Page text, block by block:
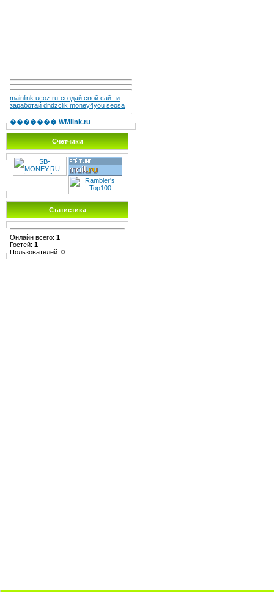
mainlink ucoz ru-создай свой сайт и
заработай dndzclik money4you seosa
������� WMlink.ru
Счетчики
Статистика
Онлайн всего: 1
Гостей: 1
Пользователей: 0